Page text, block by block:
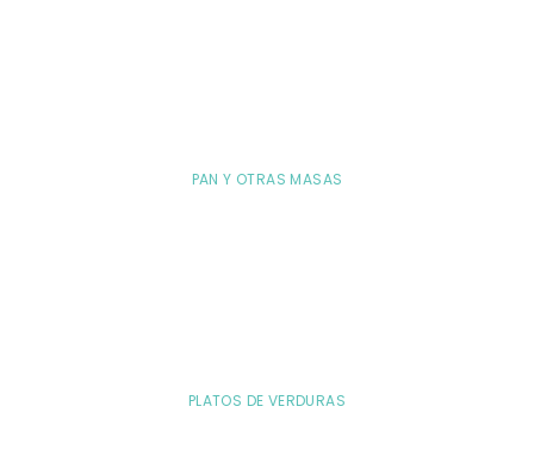
PAN Y OTRAS MASAS
PLATOS DE VERDURAS